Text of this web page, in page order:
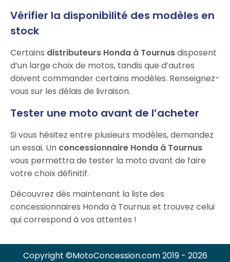
Vérifier la disponibilité des modèles en
stock
Certains distributeurs Honda à Tournusdisposent
d’un large choix de motos, tandis que d’autres
doivent commander certains modèles. Renseignez-
vous sur les délais de livraison.
Tester une moto avant de l’acheter
Si vous hésitez entre plusieurs modèles, demandez
un essai. Un concessionnaire Honda à Tournus
vous permettra de tester la moto avant de faire
votre choix définitif.
Découvrez dès maintenant la liste des
concessionnaires Honda à Tournus et trouvez celui
qui correspond à vos attentes !
Copyright ©MotoConcession.com 2019 - 2026